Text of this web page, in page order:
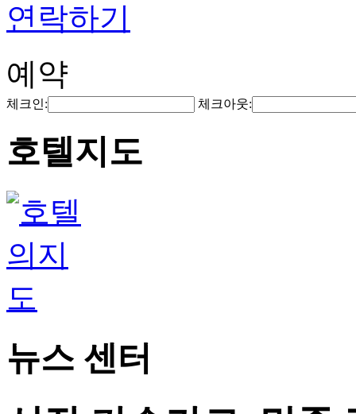
연락하기
예약
체크인: 체크아웃:
호텔지도
뉴스 센터